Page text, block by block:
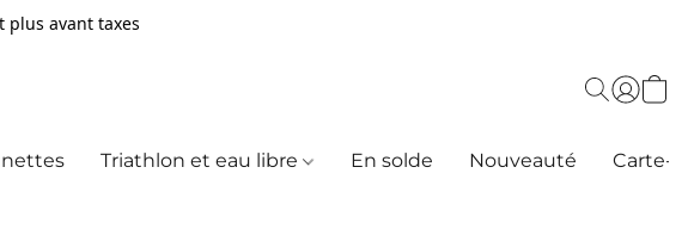
plus avant taxes
Triathlon et eau libre En solde Nouveauté Carte-